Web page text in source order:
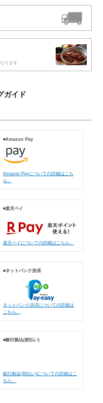
ります
ガイド
■Amazon Pay
Amazon Payについての詳細はこち
ら。
■楽天ペイ
楽天ペイについての詳細はこちら。
■ネットバンク決済
ネットバンク決済についての詳細は
こちら。
■銀行振込(前払い)
銀行振込(前払い)についての詳細はこ
ちら。